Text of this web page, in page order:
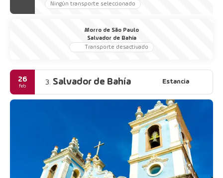
Ningún transporte seleccionado
Morro de São Paulo
Salvador de Bahía
Transporte desactivado
26
feb 3. Salvador de Bahía Estancia